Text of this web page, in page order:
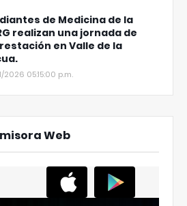
de Medicina de la
realizan una jornada de
en Valle de la
2026 05:15:00 p.m.
Web